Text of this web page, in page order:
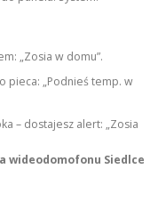
„Zosia w domu”.
pieca: „Podnieś temp. w
– dostajesz alert: „Zosia
wideodomofonu Siedlce